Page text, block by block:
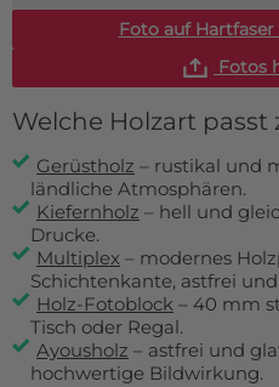
Foto auf
Fotos
Welche Holzart passt
Gerüstholz – rustikal und
ländliche Atmosphären.
Kiefernholz – hell und
Drucke.
Multiplex – modernes
Schichtenkante, astfrei
Holz-Fotoblock – 40 mm
Tisch oder Regal.
Ayousholz – astfrei und
hochwertige Bildwirkung.